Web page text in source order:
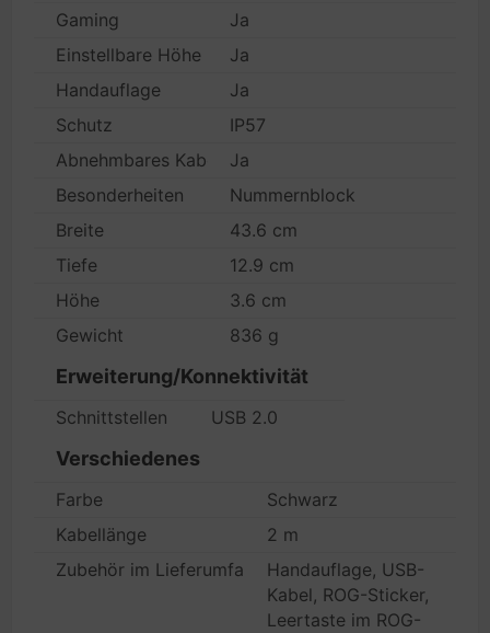
Gaming
Ja
Einstellbare Höhe
Ja
Handauflage
Ja
Schutz
IP57
Abnehmbares Kabel
Ja
Besonderheiten
Nummernblock
Breite
43.6 cm
Tiefe
12.9 cm
Höhe
3.6 cm
Gewicht
836 g
Erweiterung/Konnektivität
Schnittstellen USB 2.0
Verschiedenes
Farbe
Schwarz
Kabellänge
2 m
Zubehör im Lieferumfang
Handauflage, USB-
Kabel, ROG-Sticker,
Leertaste im ROG-